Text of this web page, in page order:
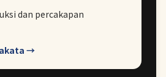
dan percakapan
→